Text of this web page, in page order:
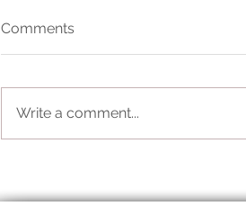
Comments
Write a comment...